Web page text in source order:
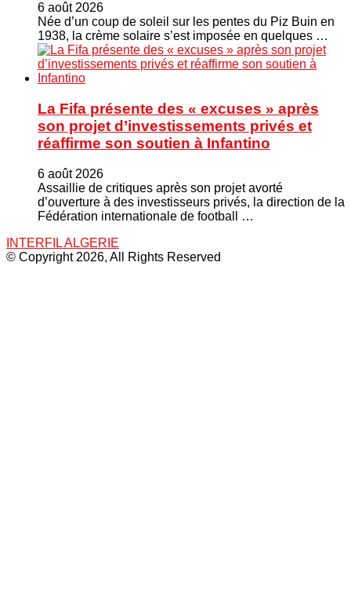
6 août 2026
Née d’un coup de soleil sur les pentes du Piz Buin en
1938, la crème solaire s’est imposée en quelques …
La Fifa présente des « excuses » après
son projet d’investissements privés et
réaffirme son soutien à Infantino
6 août 2026
Assaillie de critiques après son projet avorté
d’ouverture à des investisseurs privés, la direction de la
Fédération internationale de football …
INTERFIL ALGERIE
© Copyright 2026, All Rights Reserved